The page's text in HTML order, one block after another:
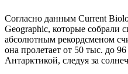
Согласно данным Current
Geographic, которые собрали
абсолютным рекордсменом
она пролетает от 50 тыс. до
Антарктикой, следуя за